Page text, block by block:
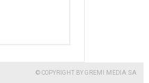
© COPYRIGHT BY GREMI MEDIA SA